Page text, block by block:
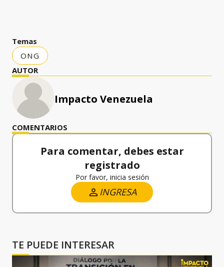
Temas
ONG
AUTOR
Impacto Venezuela
COMENTARIOS
Para comentar, debes estar
registrado
Por favor, inicia sesión
INGRESA
TE PUEDE INTERESAR